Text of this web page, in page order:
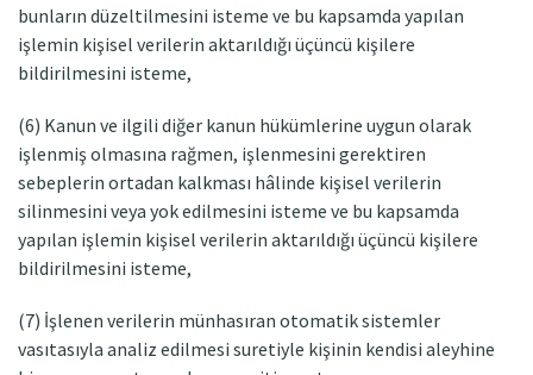
bunların düzeltilmesini isteme ve bu kapsamda yapılan
işlemin kişisel verilerin aktarıldığı üçüncü kişilere
bildirilmesini isteme,
(6) Kanun ve ilgili diğer kanun hükümlerine uygun olarak
işlenmiş olmasına rağmen, işlenmesini gerektiren
sebeplerin ortadan kalkması hâlinde kişisel verilerin
silinmesini veya yok edilmesini isteme ve bu kapsamda
yapılan işlemin kişisel verilerin aktarıldığı üçüncü kişilere
bildirilmesini isteme,
(7) İşlenen verilerin münhasıran otomatik sistemler
vasıtasıyla analiz edilmesi suretiyle kişinin kendisi aleyhine